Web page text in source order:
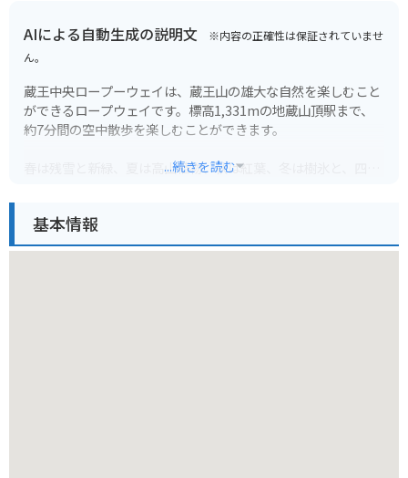
AIによる自動生成の説明文 ※内容の正確性は保証されていませ
ん。
蔵王中央ロープーウェイは、蔵王山の雄大な自然を楽しむこと
ができるロープウェイです。標高1,331mの地蔵山頂駅まで、
約7分間の空中散歩を楽しむことができます。
春は残雪と新緑、夏は高山植物、秋は紅葉、冬は樹氷と、四季
バイクで行く場合は、山岳道路なので、運転には十分注意して
...続きを読む
基本情報